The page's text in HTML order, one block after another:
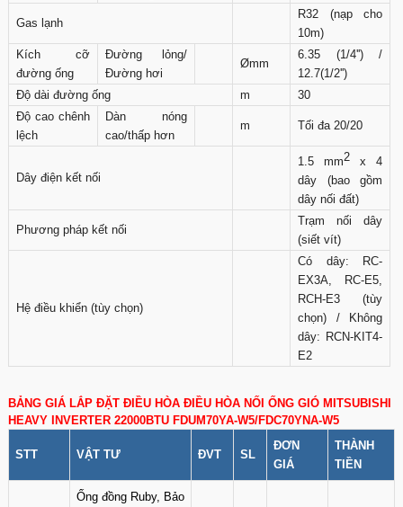
Gas lạnh
R32 (nạp cho
10m)
Kích cỡ
đường ống
Đường lỏng/
Đường hơi
Ømm
6.35 (1/4'') /
12.7(1/2'')
Độ dài đường ống
m
30
Độ cao chênh
lệch
Dàn nóng
cao/thấp hơn
m Tối đa 20/20
Dây điện kết nối
1.5 mm2 x 4
dây (bao gồm
dây nối đất)
Phương pháp kết nối
Trạm nối dây
(siết vít)
Hệ điều khiển (tùy chọn)
Có dây: RC-
EX3A, RC-E5,
RCH-E3 (tùy
chọn) / Không
dây: RCN-KIT4-
E2
BẢNG GIÁ LẮP ĐẶT ĐIỀU HÒA ĐIỀU HÒA NỐI ỐNG GIÓ MITSUBISHI
HEAVY INVERTER 22000BTU FDUM70YA-W5/FDC70YNA-W5
STT VẬT TƯ ĐVT SL
ĐƠN
GIÁ
THÀNH
TIỀN
Ống đồng Ruby, Bảo